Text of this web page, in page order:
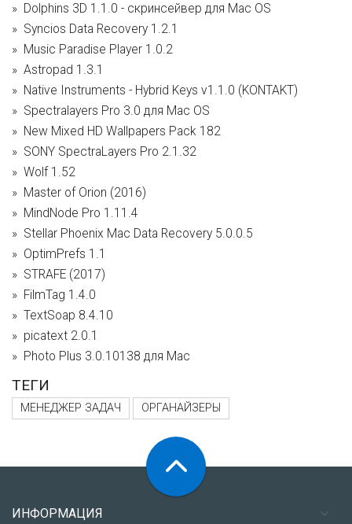
Dolphins 3D 1.1.0 - скринсейвер для Mac OS
Syncios Data Recovery 1.2.1
Music Paradise Player 1.0.2
Astropad 1.3.1
Native Instruments - Hybrid Keys v1.1.0 (KONTAKT)
Spectralayers Pro 3.0 для Mac OS
New Mixed HD Wallpapers Pack 182
SONY SpectraLayers Pro 2.1.32
Wolf 1.52
Master of Orion (2016)
MindNode Pro 1.11.4
Stellar Phoenix Mac Data Recovery 5.0.0.5
OptimPrefs 1.1
STRAFE (2017)
FilmTag 1.4.0
TextSoap 8.4.10
picatext 2.0.1
Photo Plus 3.0.10138 для Mac
ТЕГИ
МЕНЕДЖЕР ЗАДАЧ ОРГАНАЙЗЕРЫ
ИНФОРМАЦИЯ